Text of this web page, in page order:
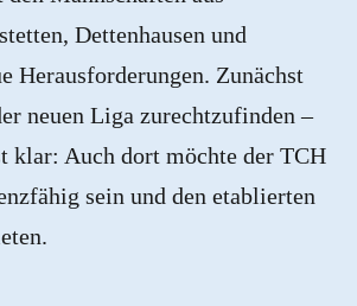
Dettenhausen und
Herausforderungen. Zunächst
neuen Liga zurechtzufinden –
klar: Auch dort möchte der TCH
sein und den etablierten